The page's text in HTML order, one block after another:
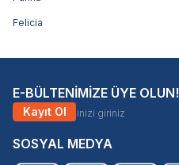
Felicia
E-BÜLTENİMİZE ÜYE OLUN!
Kayıt Ol
SOSYAL MEDYA